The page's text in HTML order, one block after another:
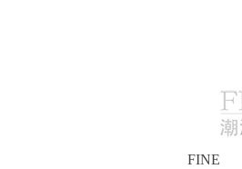
FINE